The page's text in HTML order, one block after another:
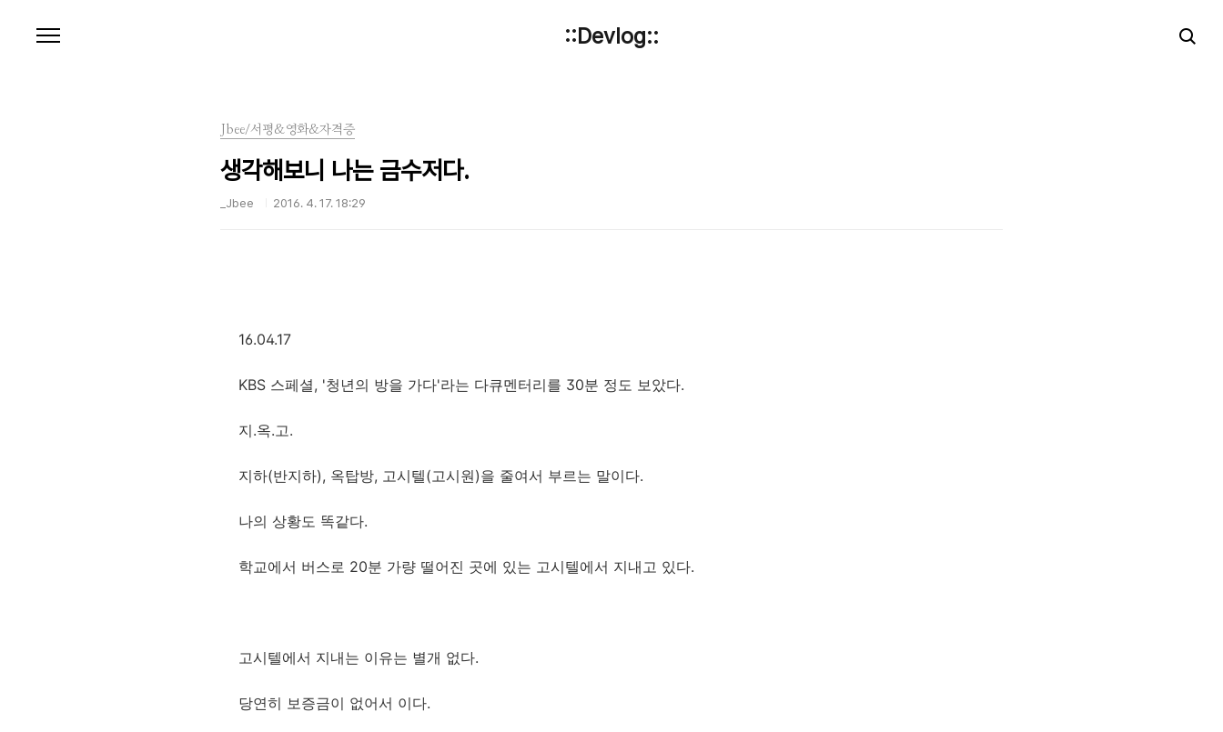
::Devlog::
Jbee/서평&영화&자격증
생각해보니 나는 금수저다.
_Jbee 2016. 4. 17. 18:29
16.04.17
KBS 스페셜, '청년의 방을 가다'라는 다큐멘터리를 30분 정도 보았다.
지.옥.고.
지하(반지하), 옥탑방, 고시텔(고시원)을 줄여서 부르는 말이다.
나의 상황도 똑같다.
학교에서 버스로 20분 가량 떨어진 곳에 있는 고시텔에서 지내고 있다.
고시텔에서 지내는 이유는 별개 없다.
당연히 보증금이 없어서 이다.